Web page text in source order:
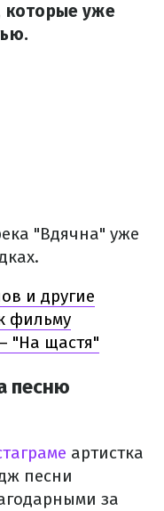
которые уже
"Вдячна" уже
и другие
фильму
"На щастя"
песню
артистка
песни
за